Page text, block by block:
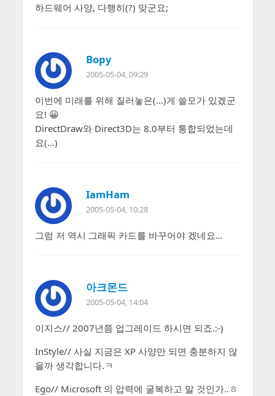
하드웨어 사양, 다행히(?) 맞군요;
Bopy
2005-05-04, 09:29
이번에 미래를 위해 질러놓은(…)게 쓸모가 있겠군
요! 😀
DirectDraw와 Direct3D는 8.0부터 통합되었는데
요(…)
IamHam
2005-05-04, 10:28
그럼 저 역시 그래픽 카드를 바꾸어야 겠네요…
아크몬드
2005-05-04, 14:04
이지스// 2007년쯤 업그레이드 하시면 되죠.:-)
InStyle// 사실 지금은 XP 사양만 되면 충분하지 않
을까 생각합니다.ㅋ
Ego// Microsoft 의 압력에 굴복하고 말 것인가..ㅎ